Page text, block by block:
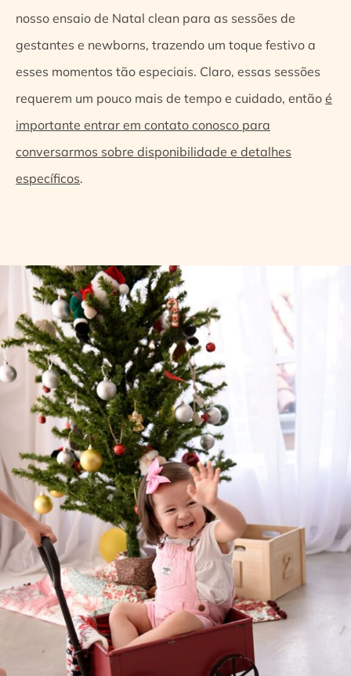
nosso ensaio de Natal clean para as sessões de
gestantes e newborns, trazendo um toque festivo a
esses momentos tão especiais. Claro, essas sessões
requerem um pouco mais de tempo e cuidado, então é
importante entrar em contato conosco para
conversarmos sobre disponibilidade e detalhes
específicos.